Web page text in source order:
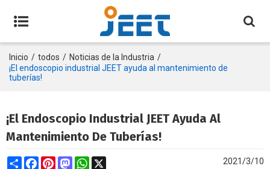
Inicio / todos / Noticias de la Industria /
¡El endoscopio industrial JEET ayuda al mantenimiento de
tuberías!
¡El Endoscopio Industrial JEET Ayuda Al
Mantenimiento De Tuberías!
ShareFacebookPinterestMastodonWhatsApp 2021/3/10